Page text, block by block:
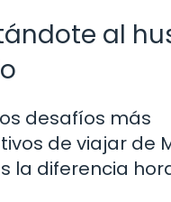
al
desafíos más
de viajar de
la diferencia